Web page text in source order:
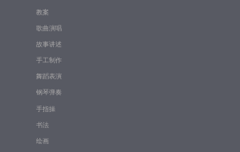
教案
歌曲演唱
故事讲述
手工制作
舞蹈表演
钢琴弹奏
手指操
书法
绘画